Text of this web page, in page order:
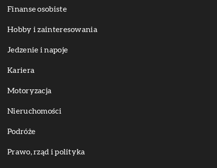
Finanse osobiste
Hobby i zainteresowania
Jedzenie i napoje
Kariera
Motoryzacja
Nieruchomości
Podróże
Prawo, rząd i polityka